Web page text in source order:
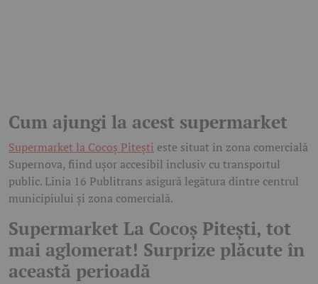
Cum ajungi la acest supermarket
Supermarket la Cocoș Pitești este situat în zona comercială
Supernova, fiind ușor accesibil inclusiv cu transportul
public. Linia 16 Publitrans asigură legătura dintre centrul
municipiului și zona comercială.
Supermarket La Cocoș Pitești, tot
mai aglomerat! Surprize plăcute în
această perioadă